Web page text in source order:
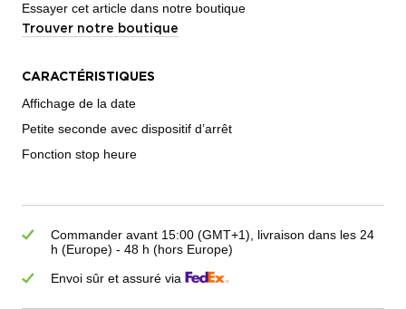
Essayer cet article dans notre boutique
Trouver notre boutique
CARACTÉRISTIQUES
Affichage de la date
Petite seconde avec dispositif d’arrêt
Fonction stop heure
Commander avant 15:00 (GMT+1), livraison dans les 24
h (Europe) - 48 h (hors Europe)
Envoi sûr et assuré via